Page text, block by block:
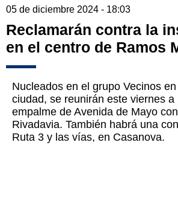
05 de diciembre 2024 - 18:03
Reclamarán contra la
en el centro de Ramos
Nucleados en el grupo Vecinos
ciudad, se reunirán este viernes a
empalme de Avenida de Mayo
Rivadavia. También habrá una
Ruta 3 y las vías, en Casanova.